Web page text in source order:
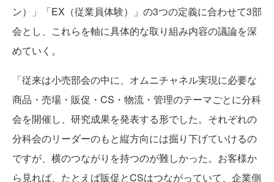
ン）」「EX（従業員体験）」の3つの定義に合わせて3部
会とし、これらを軸に具体的な取り組み内容の議論を深
めていく。
「従来は小売部会の中に、オムニチャネル実現に必要な
商品・売場・販促・CS・物流・管理のテーマごとに分科
会を開催し、研究成果を発表する形でした。それぞれの
分科会のリーダーのもと縦方向には掘り下げていけるの
ですが、横のつながりを持つのが難しかった。お客様か
ら見れば、たとえば販促とCSはつながっていて、企業側